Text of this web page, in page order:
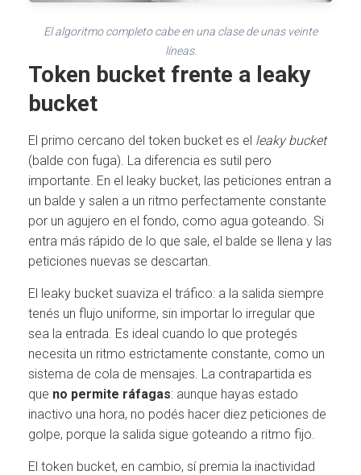
El algoritmo completo cabe en una clase de unas veinte
líneas.
Token bucket frente a leaky
bucket
El primo cercano del token bucket es el leaky bucket
(balde con fuga). La diferencia es sutil pero
importante. En el leaky bucket, las peticiones entran a
un balde y salen a un ritmo perfectamente constante
por un agujero en el fondo, como agua goteando. Si
entra más rápido de lo que sale, el balde se llena y las
peticiones nuevas se descartan.
El leaky bucket suaviza el tráfico: a la salida siempre
tenés un flujo uniforme, sin importar lo irregular que
sea la entrada. Es ideal cuando lo que protegés
necesita un ritmo estrictamente constante, como un
sistema de cola de mensajes. La contrapartida es
que no permite ráfagas: aunque hayas estado
inactivo una hora, no podés hacer diez peticiones de
golpe, porque la salida sigue goteando a ritmo fijo.
El token bucket, en cambio, sí premia la inactividad